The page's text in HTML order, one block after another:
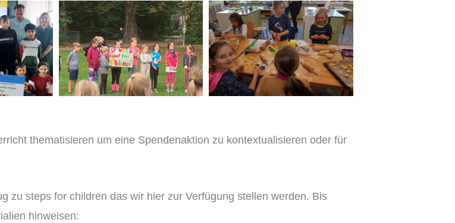
thematisieren um eine Spendenaktion zu kontextualisieren oder für
zu steps for children das wir hier zur Verfügung stellen werden. Bis
hinweisen: